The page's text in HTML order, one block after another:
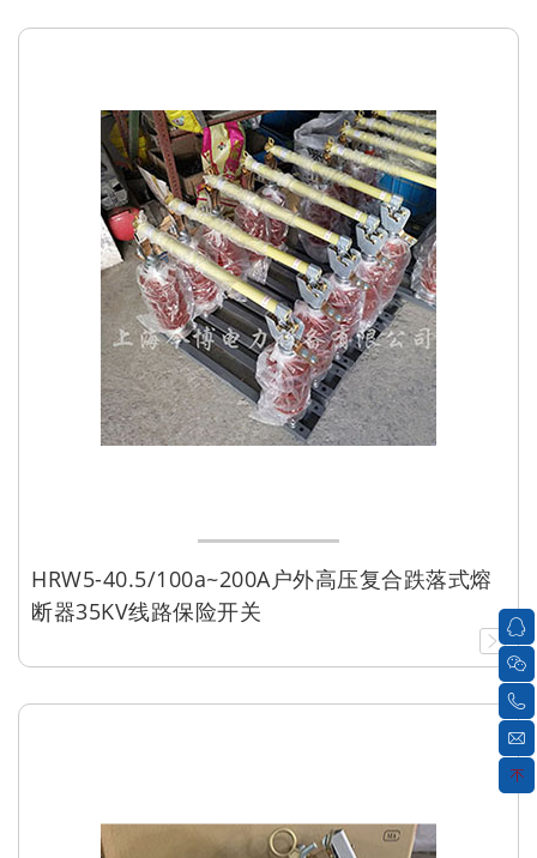
HRW5-40.5/100a~200A户外高压复合跌落式熔
断器35KV线路保险开关